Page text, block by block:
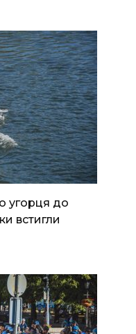
угорця до
встигли